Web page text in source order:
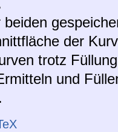
beiden
der
trotz
und